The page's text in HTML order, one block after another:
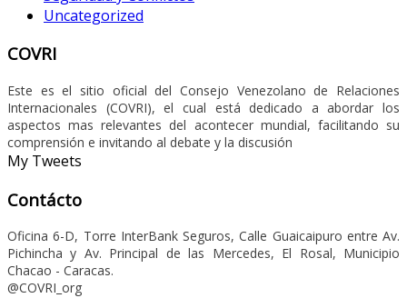
Uncategorized
COVRI
Este es el sitio oficial del Consejo Venezolano de Relaciones
Internacionales (COVRI), el cual está dedicado a abordar los
aspectos mas relevantes del acontecer mundial, facilitando su
comprensión e invitando al debate y la discusión
My Tweets
Contácto
Oficina 6-D, Torre InterBank Seguros, Calle Guaicaipuro entre Av.
Pichincha y Av. Principal de las Mercedes, El Rosal, Municipio
Chacao - Caracas.
@COVRI_org